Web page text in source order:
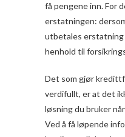
få pengene inn. For
erstatningen:
utbetales
henhold til
Det som gjør
verdifullt, er at det
løsning du bruker
Ved å få løpende